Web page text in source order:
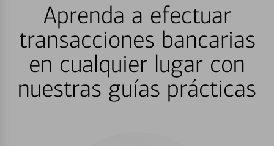
Aprenda a efectuar
transacciones bancarias
en cualquier lugar con
nuestras guías prácticas